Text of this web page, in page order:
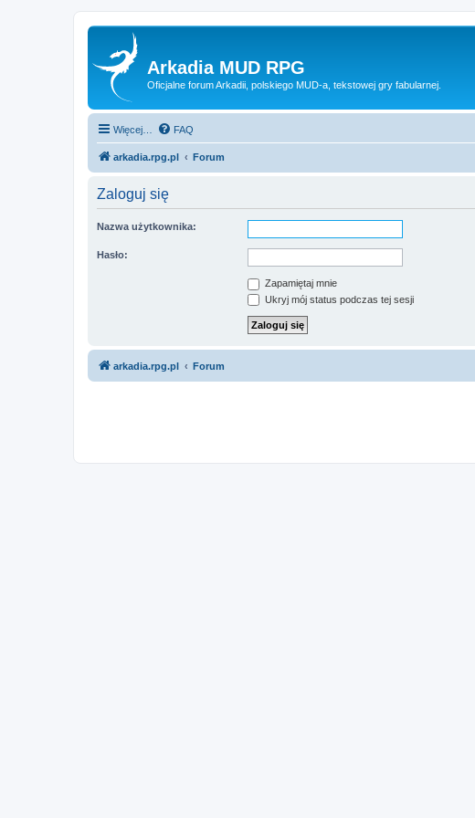
Arkadia MUD RPG
Oficjalne forum Arkadii, polskiego MUD-a, tekstowej gry fabularnej.
Więcej… FAQ
arkadia.rpg.pl Forum
Zaloguj się
Nazwa użytkownika:
Hasło:
Zapamiętaj mnie
Ukryj mój status podczas tej sesji
arkadia.rpg.pl Forum